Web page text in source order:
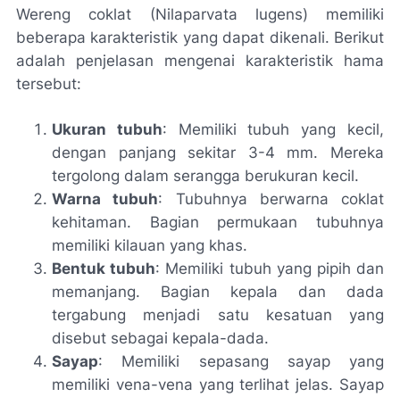
Wereng coklat (Nilaparvata lugens) memiliki
beberapa karakteristik yang dapat dikenali. Berikut
adalah penjelasan mengenai karakteristik hama
tersebut:
Ukuran tubuh: Memiliki tubuh yang kecil,
dengan panjang sekitar 3-4 mm. Mereka
tergolong dalam serangga berukuran kecil.
Warna tubuh: Tubuhnya berwarna coklat
kehitaman. Bagian permukaan tubuhnya
memiliki kilauan yang khas.
Bentuk tubuh: Memiliki tubuh yang pipih dan
memanjang. Bagian kepala dan dada
tergabung menjadi satu kesatuan yang
disebut sebagai kepala-dada.
Sayap: Memiliki sepasang sayap yang
memiliki vena-vena yang terlihat jelas. Sayap